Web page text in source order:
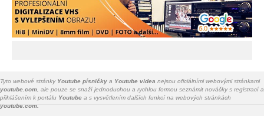
Tyto webové stránky Youtube písničky a Youtube videa nejsou oficiálními webovými stránkami
youtube.com , ale pouze se snaží jednoduchou a rychlou formou seznámit nováčky s registrací a
přihlášením k portálu Youtube a s vysvětlením dalších funkcí na webových stránkách
youtube.com.